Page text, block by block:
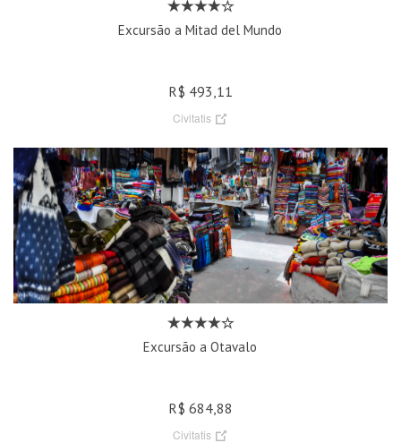
Excursão a Mitad del Mundo
R$ 493,11
Civitatis
Excursão a Otavalo
R$ 684,88
Civitatis